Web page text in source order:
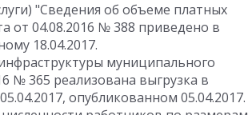
"Сведения об объеме платных
от 04.08.2016 № 388 приведено в
18.04.2017.
муниципального
№ 365 реализована выгрузка в
опубликованном 05.04.2017.